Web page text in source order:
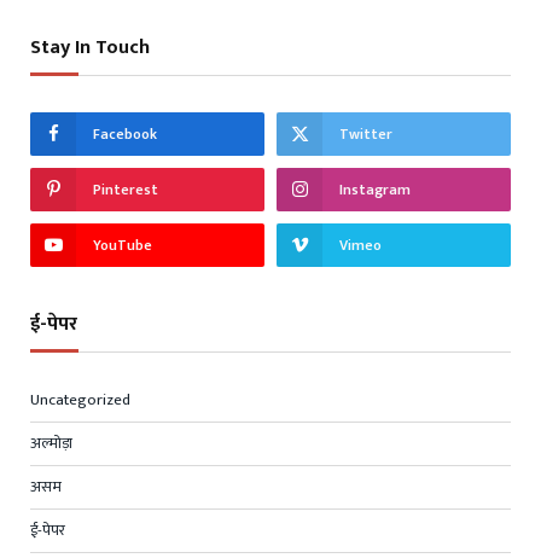
Stay In Touch
Facebook Twitter
Pinterest Instagram
YouTube Vimeo
ई-पेपर
Uncategorized
अल्मोड़ा
असम
ई-पेपर